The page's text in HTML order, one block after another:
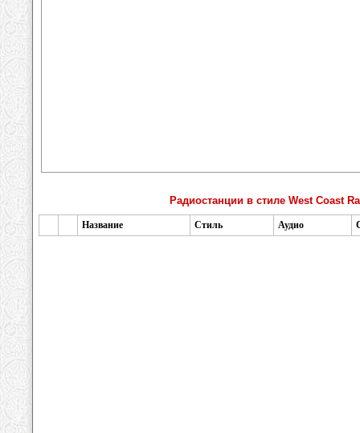
Радиостанции в стиле West Coast
Название Стиль Аудио